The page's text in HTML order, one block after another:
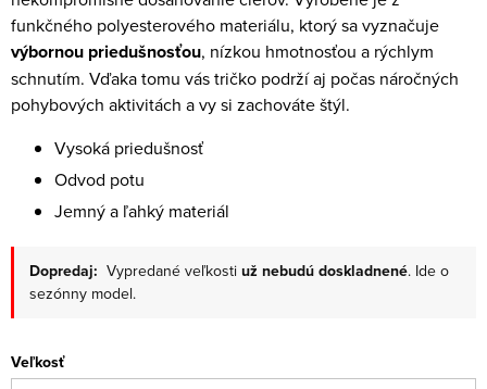
funkčného polyesterového materiálu, ktorý sa vyznačuje
výbornou priedušnosťou, nízkou hmotnosťou a rýchlym
schnutím. Vďaka tomu vás tričko podrží aj počas náročných
pohybových aktivitách a vy si zachováte štýl.
Vysoká priedušnosť
Odvod potu
Jemný a ľahký materiál
Dopredaj: Vypredané veľkosti už nebudú doskladnené. Ide o
sezónny model.
Veľkosť